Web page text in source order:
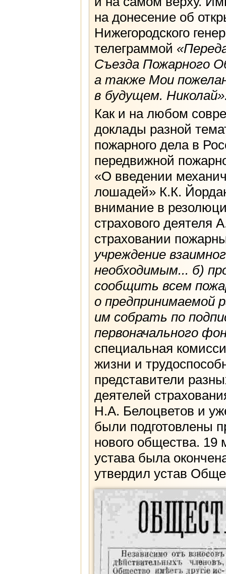
на донесение об
Нижегородского
телеграммой
Съезда Пожарного
а также Мои
в будущем.
Как и на любом
доклады разной
пожарного дела в
передвижной
«О введении
лошадей» К.К.
внимание в
страхового деятеля
страховании
учреждение
необходимым... б)
сообщить всем
о предпринимаемой
им собрать по
первоначального
специальная
жизни и
представители
деятелей
Н.А. Белоцветов и
были подготовлены
нового общества. 19
устава была
утвердил устав